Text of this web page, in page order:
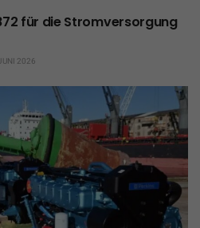
für die Stromversorgung
2026